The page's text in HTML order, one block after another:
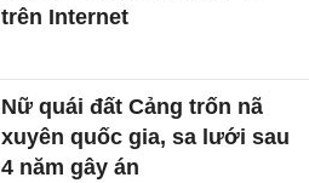
trên Internet
Nữ quái đất Cảng trốn nã
xuyên quốc gia, sa lưới sau
4 năm gây án